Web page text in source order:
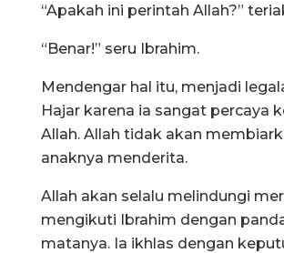
“Apakah ini perintah Allah?”
“Benar!” seru Ibrahim.
Mendengar hal itu, menjadi
Hajar karena ia sangat percaya
Allah. Allah tidak akan
anaknya menderita.
Allah akan selalu melindungi
mengikuti Ibrahim dengan
matanya. Ia ikhlas dengan